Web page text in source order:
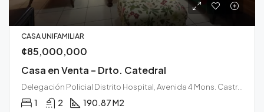
CASA UNIFAMILIAR
¢85,000,000
Casa en Venta – Drto. Catedral
Delegación Policial Distrito Hospital, Avenida 4 Mons. Castro Jiménez, Soledad, Centro Hospital, Hospital, San José, 10103, Costa Rica
1 2 190.87 M2